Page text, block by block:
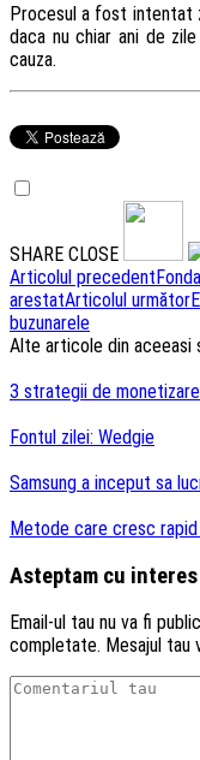
Procesul a fost intentat
daca nu chiar ani de
cauza.
SHARE CLOSE
Navigare
articole
Articolul precedent
arestatArticolul următor
buzunarele
Alte articole din aceeasi
3 strategii de
Fontul zilei: Wedgie
Samsung a inceput sa
Metode care cresc
Asteptam cu
Email-ul tau nu va fi
completate. Mesajul tau